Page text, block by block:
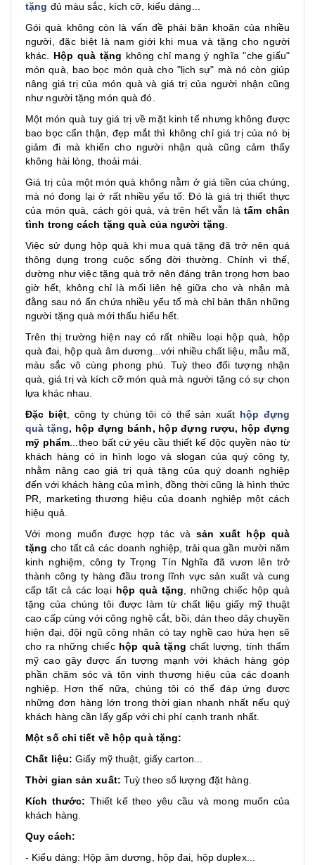
tặng đủ màu sắc, kích cỡ, kiểu dáng...
Gói quà không còn là vấn đề phải băn khoăn của nhiều
người, đặc biệt là nam giới khi mua và tặng cho người
khác. Hộp quà tặng không chỉ mang ý nghĩa "che giấu"
món quà, bao bọc món quà cho "lịch sự" mà nó còn giúp
nâng giá trị của món quà và giá trị của người nhận cũng
như người tặng món quà đó.
Một món quà tuy giá trị về mặt kinh tế nhưng không được
bao bọc cẩn thận, đẹp mắt thì không chỉ giá trị của nó bị
giảm đi mà khiến cho người nhận quà cũng cảm thấy
không hài lòng, thoải mái.
Giá trị của một món quà không nằm ở giá tiền của chúng,
mà nó đong lại ở rất nhiều yếu tố: Đó là giá trị thiết thực
của món quà, cách gói quà, và trên hết vẫn làtấm chân
tình trong cách tặng quà của người tặng
Việc sử dụng hộp quà khi mua quà tặng đã trở nên quá
thông dụng trong cuộc sống đời thường. Chính vì thế,
dường như việc tặng quà trở nên đáng trân trọng hơn bao
giờ hết, không chỉ là mối liên hệ giữa cho và nhận mà
đằng sau nó ẩn chứa nhiều yếu tố mà chỉ bản thân những
người tặng quà mới thấu hiểu hết.
Trên thị trường hiện nay có rất nhiều loại hộp quà, hộp
quà đai, hộp quà âm dương...với nhiều chất liệu, mẫu mã,
màu sắc vô cùng phong phú. Tuỳ theo đối tượng nhận
quà, giá trị và kích cỡ món quà mà người tặng có sự chọn
lựa khác nhau.
Đặc biệt , công ty chúng tôi có thể sản xuất hộp đựng
quà tặng, hộp đựng bánh, hộp đựng rượu, hộp đựng
mỹ phẩm ...theo bất cứ yêu cầu thiết kế độc quyền nào từ
khách hàng có in hình logo và slogan của quý công ty,
nhằm nâng cao giá trị quà tặng của quý doanh nghiệp
đến với khách hàng của mình, đồng thời cũng là hình thức
PR, marketing thương hiệu của doanh nghiệp một cách
hiệu quả.
Với mong muốn được hợp tác và sản xuất hộp quà
tặng cho tất cả các doanh nghiệp, trải qua gần mười năm
kinh nghiệm, công ty Trọng Tín Nghĩa đã vươn lên trở
thành công ty hàng đầu trong lĩnh vực sản xuất và cung
cấp tất cả các loại hộp quà tặng , những chiếc hộp quà
tặng của chúng tôi được làm từ chất liệu giấy mỹ thuật
cao cấp cùng với công nghệ cắt, bồi, dán theo dây chuyền
hiện đại, đội ngũ công nhân có tay nghề cao hứa hẹn sẽ
cho ra những chiếchộp quà tặng chất lượng, tính thẩm
mỹ cao gây được ấn tượng mạnh với khách hàng góp
phần chăm sóc và tôn vinh thương hiệu của các doanh
nghiệp. Hơn thế nữa, chúng tôi có thể đáp ứng được
những đơn hàng lớn trong thời gian nhanh nhất nếu quý
khách hàng cần lấy gấp với chi phí cạnh tranh nhất.
Một số chi tiết về hộp quà tặng:
Chất liệu: Giấy mỹ thuật, giấy carton...
Thời gian sản xuất: Tuỳ theo số lượng đặt hàng.
Kích thước: Thiết kế theo yêu cầu và mong muốn của
khách hàng.
Quy cách:
- Kiểu dáng: Hộp âm dương, hộp đai, hộp duplex...